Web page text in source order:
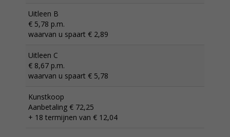
Uitleen B
€ 5,78 p.m.
waarvan u spaart € 2,89
Uitleen C
€ 8,67 p.m.
waarvan u spaart € 5,78
Kunstkoop
Aanbetaling € 72,25
+ 18 termijnen van € 12,04